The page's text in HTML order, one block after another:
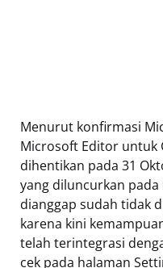
Menurut konfirmasi
Microsoft Editor untuk
dihentikan pada 31
yang diluncurkan
dianggap sudah tidak
karena kini
telah terintegrasi
cek pada halaman